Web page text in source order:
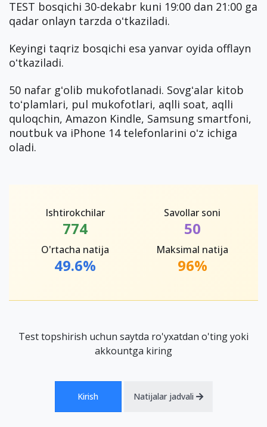
TEST bosqichi 30-dekabr kuni 19:00 dan 21:00 ga
qadar onlayn tarzda oʻtkaziladi.
Keyingi taqriz bosqichi esa yanvar oyida offlayn
oʻtkaziladi.
50 nafar gʻolib mukofotlanadi. Sovgʻalar kitob
toʻplamlari, pul mukofotlari, aqlli soat, aqlli
quloqchin, Amazon Kindle, Samsung smartfoni,
noutbuk va iPhone 14 telefonlarini oʻz ichiga
oladi.
Ishtirokchilar
774
Savollar soni
50
O'rtacha natija
49.6%
Maksimal natija
96%
Test topshirish uchun saytda ro'yxatdan o'ting yoki
akkountga kiring
Kirish Natijalar jadvali